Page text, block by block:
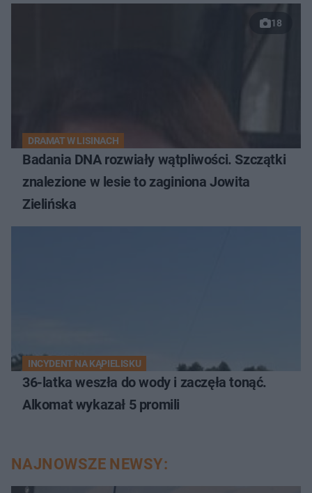
18
DRAMAT W LISINACH
Badania DNA rozwiały wątpliwości. Szczątki
znalezione w lesie to zaginiona Jowita
Zielińska
INCYDENT NA KĄPIELISKU
36-latka weszła do wody i zaczęła tonąć.
Alkomat wykazał 5 promili
NAJNOWSZE NEWSY: